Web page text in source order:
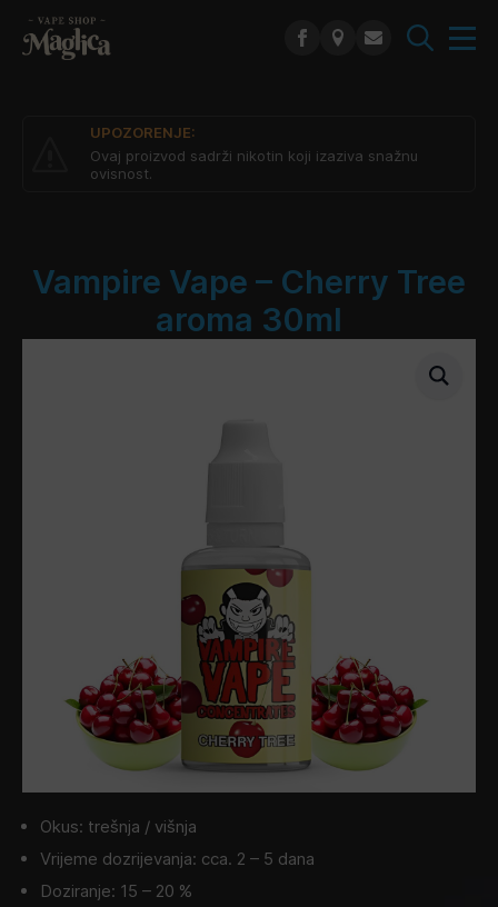
UPOZORENJE:
Ovaj proizvod sadrži nikotin koji izaziva snažnu
ovisnost.
Vampire Vape – Cherry Tree
aroma 30ml
Okus: trešnja / višnja
Vrijeme dozrijevanja: cca. 2 – 5 dana
Doziranje: 15 – 20 %